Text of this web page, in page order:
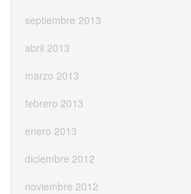
septiembre 2013
abril 2013
marzo 2013
febrero 2013
enero 2013
diciembre 2012
noviembre 2012